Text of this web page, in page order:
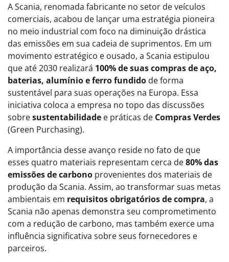
A Scania, renomada fabricante no setor de veículos
comerciais, acabou de lançar uma estratégia pioneira
no meio industrial com foco na diminuição drástica
das emissões em sua cadeia de suprimentos. Em um
movimento estratégico e ousado, a Scania estipulou
que até 2030 realizará 100% de suas compras de aço,
baterias, alumínio e ferro fundido de forma
sustentável para suas operações na Europa. Essa
iniciativa coloca a empresa no topo das discussões
sobresustentabilidade e práticas de Compras Verdes
(Green Purchasing).
A importância desse avanço reside no fato de que
esses quatro materiais representam cerca de80% das
emissões de carbono provenientes dos materiais de
produção da Scania. Assim, ao transformar suas metas
ambientais em requisitos obrigatórios de compra, a
Scania não apenas demonstra seu comprometimento
com a redução de carbono, mas também exerce uma
influência significativa sobre seus fornecedores e
parceiros.